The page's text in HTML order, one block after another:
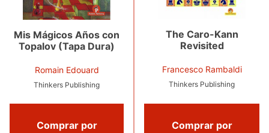
Mis Mágicos Años con
Topalov (Tapa Dura)
Romain Edouard
Thinkers Publishing
Comprar por
The Caro-Kann
Revisited
Francesco Rambaldi
Thinkers Publishing
Comprar por